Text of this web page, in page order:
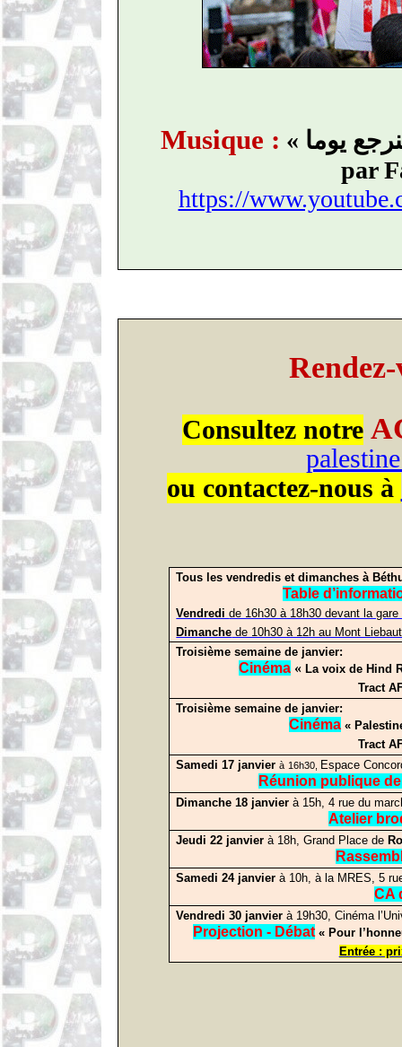
Musique : « يوما
par
https://
Consultez notre
ou contactez-nous à
Tous les vendredis et dimanches à
Table
Vendredide 16h30 à 18h30 devant la gare
Dimanche de 10h30 à 12h au Mont
Troisième semaine de janvier:
Cinéma «La voix de Hind
Tract
Troisième semaine de janvier:
Cinéma «
Tract
Samedi 17 janvier à 16h30, Espace
Réunion publique
Dimanche 18 janvier à 15h, 4 rue du
Atelier
Jeudi 22 janvier à 18h, Grand Place de
Samedi 24 janvier à 10h, à la MRES, 5
CA
Vendredi 30 janvierà 19h30, Cinéma
Projection - Débat « Pour
Entrée :